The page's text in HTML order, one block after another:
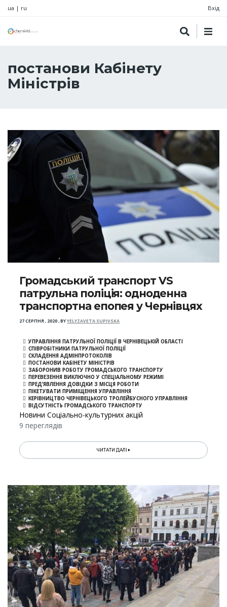
ua | ru Вхід
постанови Кабінету
Міністрів
Громадський транспорт VS
патрульна поліція: одноденна
транспортна епопея у Чернівцях
27 СЕРПНЯ , 2020,BYYELYZAVETA SUPIVSKA
УПРАВЛІННЯ ПАТРУЛЬНОЇ ПОЛІЦІЇ В ЧЕРНІВЕЦЬКІЙ ОБЛАСТІ
СПІВРОБІТНИКИ ПАТРУЛЬНОЇ ПОЛІЦІЇ
СКЛАДЕННЯ АДМІНПРОТОКОЛІВ
ПОСТАНОВИ КАБІНЕТУ МІНІСТРІВ
ЗАБОРОНИВ РОБОТУ ГРОМАДСЬКОГО ТРАНСПОРТУ
ПЕРЕВЕЗЕННЯ ВИКЛЮЧНО У СПЕЦІАЛЬНОМУ РЕЖИМІ
ПРЕД’ЯВЛЕННЯ ДОВІДКИ З МІСЦЯ РОБОТИ
ПІКЕТУВАТИ ПРИМІЩЕННЯ УПРАВЛІННЯ
КЕРІВНИЦТВО ЧЕРНІВЕЦЬКОГО ТРОЛЕЙБУСНОГО УПРАВЛІННЯ
ВІДСУТНІСТЬ ГРОМАДСЬКОГО ТРАНСПОРТУ
Новини Соціально-культурних акцій
9 переглядів
ЧИТАТИ ДАЛІ